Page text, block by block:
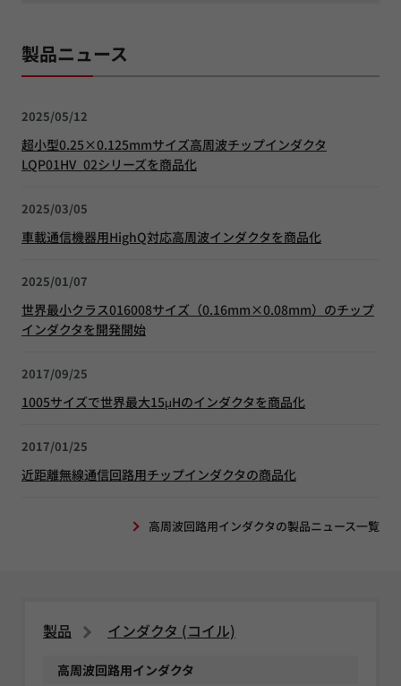
製品ニュース
2025/05/12
超小型0.25×0.125mmサイズ高周波チップインダクタ
LQP01HV_02シリーズを商品化
2025/03/05
車載通信機器用HighQ対応高周波インダクタを商品化
2025/01/07
世界最小クラス016008サイズ（0.16mm×0.08mm）のチップ
インダクタを開発開始
2017/09/25
1005サイズで世界最大15μHのインダクタを商品化
2017/01/25
近距離無線通信回路用チップインダクタの商品化
高周波回路用インダクタの製品ニュース一覧
製品 インダクタ (コイル)
高周波回路用インダクタ